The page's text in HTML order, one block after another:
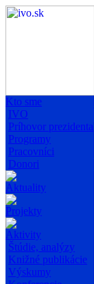
Kto sme
IVO
Príhovor prezidenta
Programy
Pracovníci
Donori
Aktuality
Projekty
Aktivity
Štúdie, analýzy
Knižné publikácie
Výskumy